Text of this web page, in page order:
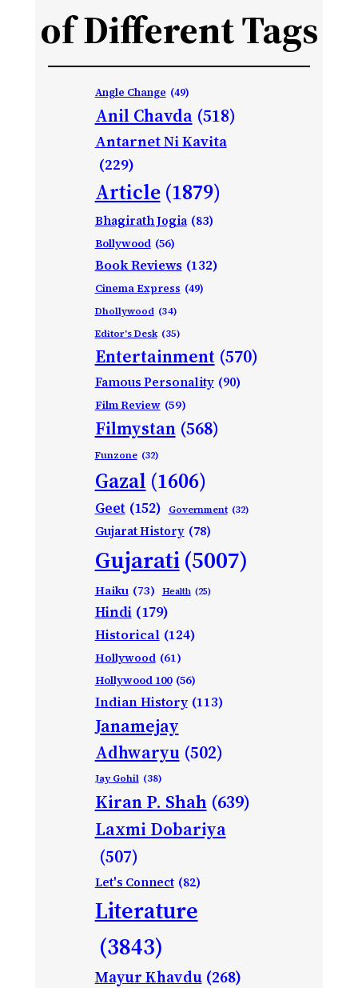
of Different Tags
Angle Change (49)
Anil Chavda (518)
Antarnet Ni Kavita
(229)
Article (1879)
Bhagirath Jogia (83)
Bollywood (56)
Book Reviews (132)
Cinema Express (49)
Dhollywood (34)
Editor's Desk (35)
Entertainment (570)
Famous Personality (90)
Film Review (59)
Filmystan (568)
Funzone (32)
Gazal (1606)
Geet (152) Government (32)
Gujarat History (78)
Gujarati(5007)
Haiku (73) Health (25)
Hindi (179)
Historical (124)
Hollywood (61)
Hollywood 100 (56)
Indian History (113)
Janamejay
Adhwaryu (502)
Jay Gohil (38)
Kiran P. Shah (639)
Laxmi Dobariya
(507)
Let's Connect (82)
Literature
(3843)
Mayur Khavdu (268)